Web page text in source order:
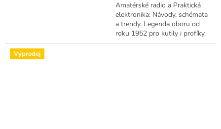
Amatérské radio a Praktická
elektronika: Návody, schémata
a trendy. Legenda oboru od
roku 1952 pro kutily i profíky.
Výprodej